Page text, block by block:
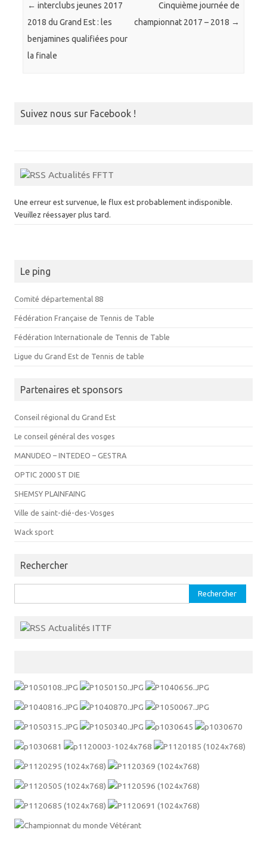
Navigation des articles
← interclubs jeunes 2017
2018 du Grand Est : les
benjamines qualifiées pour
la finale
Cinquième journée de
championnat 2017 – 2018 →
Suivez nous sur Facebook !
Actualités FFTT
Une erreur est survenue, le flux est probablement indisponible.
Veuillez réessayer plus tard.
Le ping
Comité départemental 88
Fédération Française de Tennis de Table
Fédération Internationale de Tennis de Table
Ligue du Grand Est de Tennis de table
Partenaires et sponsors
Conseil régional du Grand Est
Le conseil général des vosges
MANUDEO – INTEDEO – GESTRA
OPTIC 2000 ST DIE
SHEMSY PLAINFAING
Ville de saint-dié-des-Vosges
Wack sport
Rechercher
Actualités ITTF